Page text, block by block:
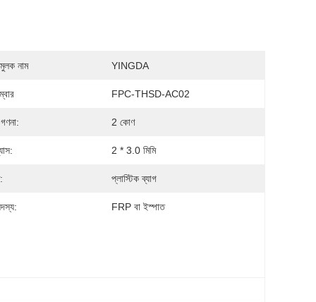
নাম YINGDA
FPC-THSD-AC02
2 কোণ
2 * 3.0 মিমি
প্লাস্টিক ব্যাগ
FRP বা ইস্পাত